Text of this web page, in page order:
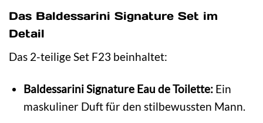
Das Baldessarini Signature Set im
Detail
Das 2-teilige Set F23 beinhaltet:
Baldessarini Signature Eau de Toilette:Ein
maskuliner Duft für den stilbewussten Mann.